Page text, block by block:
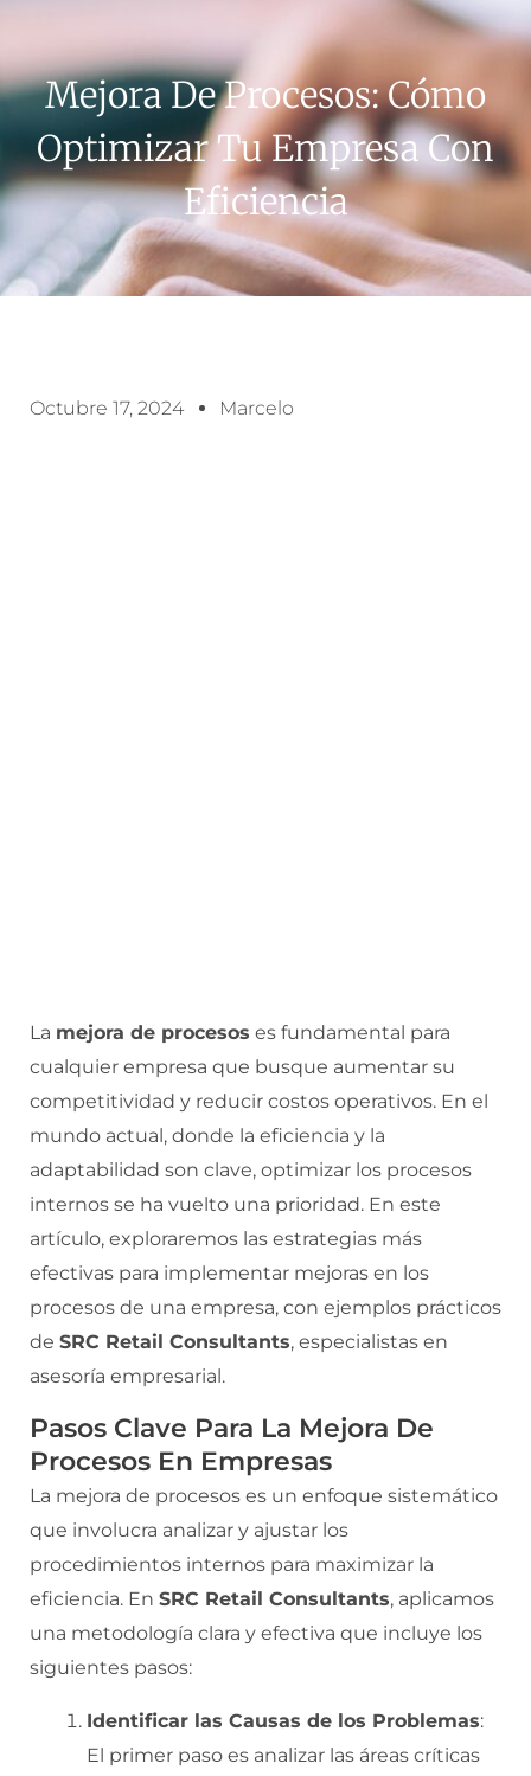
Mejora De Procesos: Cómo
Optimizar Tu Empresa Con
Eficiencia
Octubre 17, 2024 Marcelo
La mejora de procesos es fundamental para
cualquier empresa que busque aumentar su
competitividad y reducir costos operativos. En el
mundo actual, donde la eficiencia y la
adaptabilidad son clave, optimizar los procesos
internos se ha vuelto una prioridad. En este
artículo, exploraremos las estrategias más
efectivas para implementar mejoras en los
procesos de una empresa, con ejemplos prácticos
de SRC Retail Consultants, especialistas en
asesoría empresarial.
Pasos Clave Para La Mejora De
Procesos En Empresas
La mejora de procesos es un enfoque sistemático
que involucra analizar y ajustar los
procedimientos internos para maximizar la
eficiencia. En SRC Retail Consultants, aplicamos
una metodología clara y efectiva que incluye los
siguientes pasos:
Identificar las Causas de los Problemas:
El primer paso es analizar las áreas críticas